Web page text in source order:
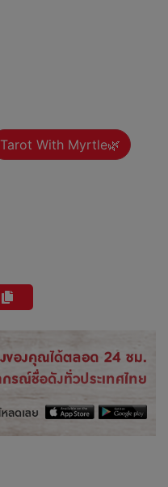
Tarot With Myrtle🌿